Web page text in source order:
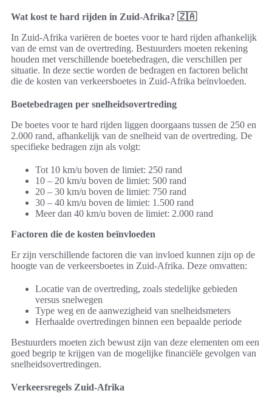
Wat kost te hard rijden in Zuid-Afrika? 🇿🇦
In Zuid-Afrika variëren de boetes voor te hard rijden afhankelijk
van de ernst van de overtreding. Bestuurders moeten rekening
houden met verschillende boetebedragen, die verschillen per
situatie. In deze sectie worden de bedragen en factoren belicht
die de kosten van verkeersboetes in Zuid-Afrika beïnvloeden.
Boetebedragen per snelheidsovertreding
De boetes voor te hard rijden liggen doorgaans tussen de 250 en
2.000 rand, afhankelijk van de snelheid van de overtreding. De
specifieke bedragen zijn als volgt:
Tot 10 km/u boven de limiet: 250 rand
10 – 20 km/u boven de limiet: 500 rand
20 – 30 km/u boven de limiet: 750 rand
30 – 40 km/u boven de limiet: 1.500 rand
Meer dan 40 km/u boven de limiet: 2.000 rand
Factoren die de kosten beïnvloeden
Er zijn verschillende factoren die van invloed kunnen zijn op de
hoogte van de verkeersboetes in Zuid-Afrika. Deze omvatten:
Locatie van de overtreding, zoals stedelijke gebieden
versus snelwegen
Type weg en de aanwezigheid van snelheidsmeters
Herhaalde overtredingen binnen een bepaalde periode
Bestuurders moeten zich bewust zijn van deze elementen om een
goed begrip te krijgen van de mogelijke financiële gevolgen van
snelheidsovertredingen.
Verkeersregels Zuid-Afrika